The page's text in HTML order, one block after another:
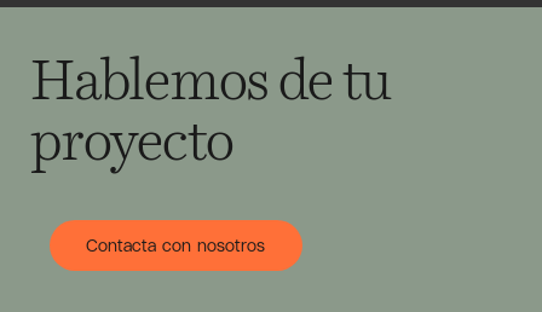
Hablemos de tu
proyecto
Contacta con nosotros